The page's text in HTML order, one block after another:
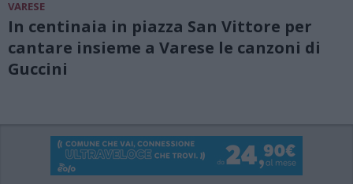
VARESE
In centinaia in piazza San Vittore per
cantare insieme a Varese le canzoni di
Guccini